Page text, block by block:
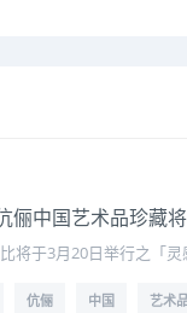
俪中国艺术品珍藏
将于3月20日举行之「
伉俪 中国 艺术